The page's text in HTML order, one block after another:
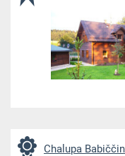
Chalupa